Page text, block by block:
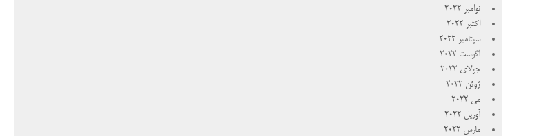
نوامبر 2022
اکتبر 2022
سپتامبر 2022
آگوست 2022
جولای 2022
ژوئن 2022
می 2022
آوریل 2022
مارس 2022